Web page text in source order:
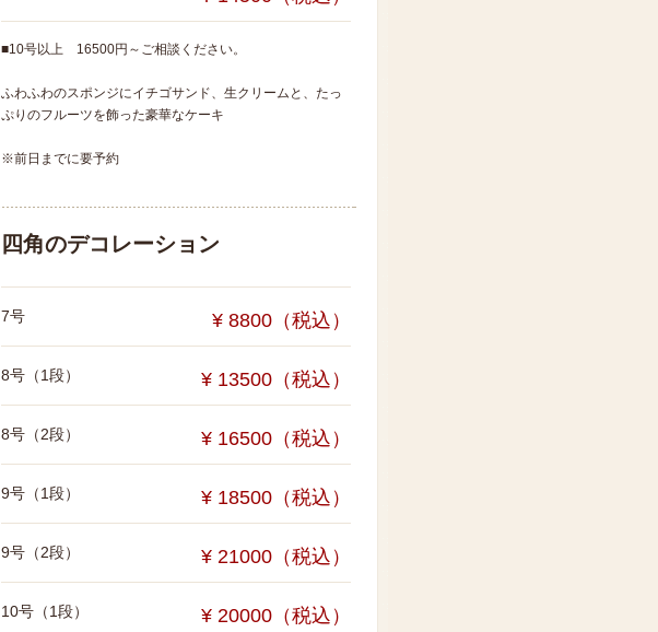
■10号以上 16500円～ご相談ください。
ふわふわのスポンジにイチゴサンド、生クリームと、たっ
ぷりのフルーツを飾った豪華なケーキ
※前日までに要予約
四角のデコレーション
7号 ¥ 8800（税込）
8号（1段） ¥ 13500（税込）
8号（2段） ¥ 16500（税込）
9号（1段） ¥ 18500（税込）
9号（2段） ¥ 21000（税込）
10号（1段） ¥ 20000（税込）